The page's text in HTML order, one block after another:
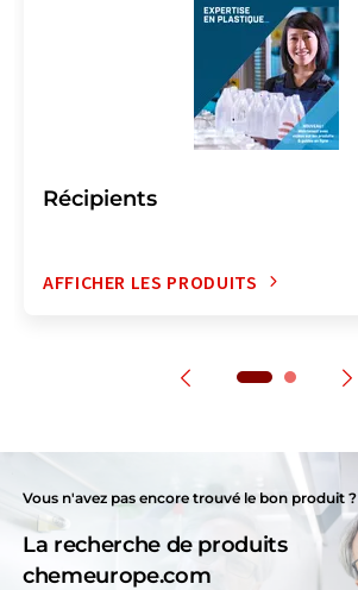
Récipients
AFFICHER LES PRODUITS
Vous n'avez pas encore trouvé le bon produit ?
La recherche de produits
chemeurope.com